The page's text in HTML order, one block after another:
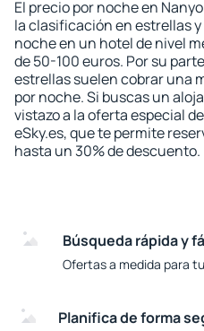
El precio por noche en
la clasificación en estrellas
noche en un hotel de nivel
de 50-100 euros. Por su
estrellas suelen cobrar una
por noche. Si buscas un
vistazo a la oferta especial
eSky.es, que te permite
hasta un 30% de descuento.
Búsqueda rápida y
Ofertas a medida para
Planifica de forma